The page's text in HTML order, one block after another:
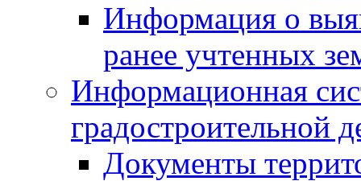
Информация о
ранее учтенных
Информационная
градостроительной
Документы